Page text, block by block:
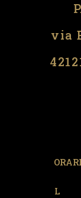
via
ORARI
L